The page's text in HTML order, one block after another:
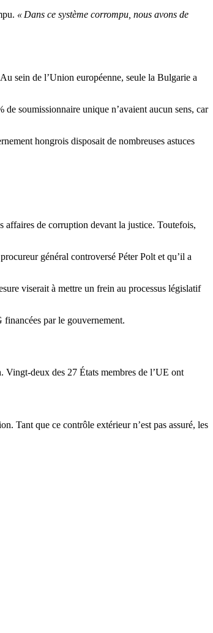
« Dans ce système corrompu, nous avons de
sein de l’Union européenne, seule la Bulgarie a
soumissionnaire unique n’avaient aucun sens, car
hongrois disposait de nombreuses astuces
affaires de corruption devant la justice. Toutefois,
général controversé Péter Polt et qu’il a
viserait à mettre un frein au processus législatif
par le gouvernement.
deux des 27 États membres de l’UE ont
Tant que ce contrôle extérieur n’est pas assuré, les